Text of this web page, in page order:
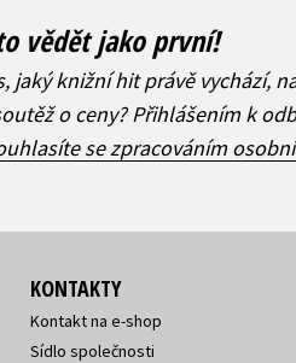
vědět jako první!
jaký knižní hit právě vychází,
o ceny? Přihlášením k
se zpracováním
KONTAKTY
Kontakt na e-shop
Sídlo společnosti